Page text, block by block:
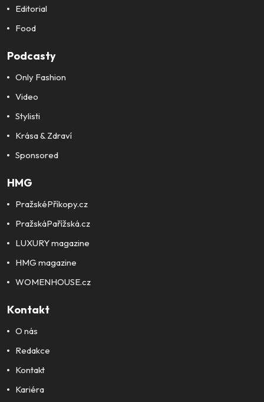
Editorial
Food
Podcasty
Only Fashion
Video
Stylisti
Krása & Zdraví
Sponsored
HMG
PražskéPříkopy.cz
PražskáPařížská.cz
LUXURY magazine
HMG magazine
WOMENHOUSE.cz
Kontakt
O nás
Redakce
Kontakt
Kariéra